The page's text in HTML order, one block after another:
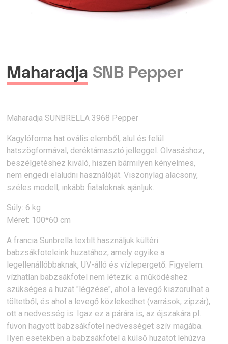
Maharadja SNB Pepper
Maharadja SUNBRELLA 3968 Pepper
Kagylóforma hat ovális elemből, alul és felül
hatszögformával, deréktámasztó jelleggel. Olvasáshoz,
beszélgetéshez kiváló, hiszen bármilyen kényelmes,
nem engedi elaludni használóját. Viszonylag alacsony,
széles modell, inkább fiataloknak ajánljuk.
Súly: 6 kg
Méret: 100*60 cm
A francia Sunbrella textilt használjuk kültéri
babzsákfoteleink huzatához, amely egyike a
legellenállóbbaknak, UV-álló és vízlepergető. Figyelem:
vízhatlan babzsákfotel nem létezik: a működéshez
szükséges a huzat "légzése", ahol a levegő kiszorulhat a
töltetből, és ahol a levegő közlekedhet (varrások, zipzár),
ott a nedvesség is. Igaz ez a párára is, az éjszakára pl.
füvön hagyott babzsákfotel nedvességet szív magába.
Ilyen esetekben a babzsákfotel a külső huzatot lehúzva